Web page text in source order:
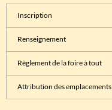
Inscription
Renseignement
Règlement de la foire à tout
Attribution des emplacements